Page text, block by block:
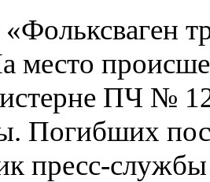
место
ПЧ №
Погибших
пресс-